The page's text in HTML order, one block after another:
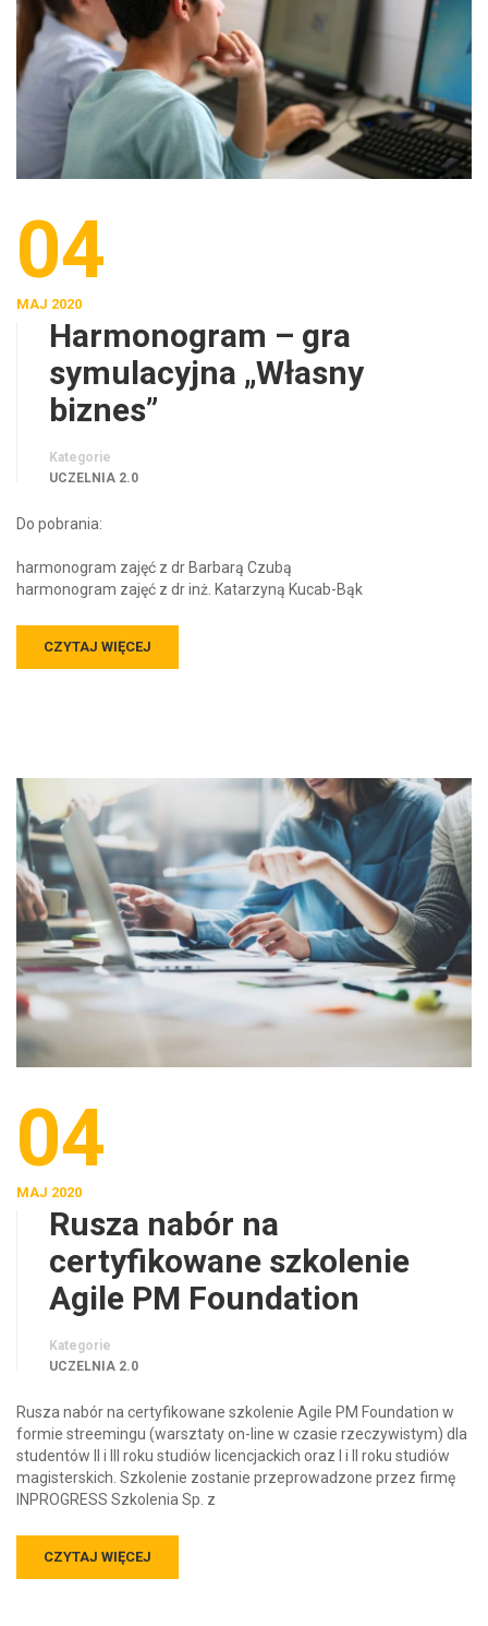
04
MAJ 2020
Harmonogram – gra
symulacyjna „Własny
biznes”
Kategorie
UCZELNIA 2.0
Do pobrania:
harmonogram zajęć z dr Barbarą Czubą
harmonogram zajęć z dr inż. Katarzyną Kucab-Bąk
CZYTAJ WIĘCEJ
04
MAJ 2020
Rusza nabór na
certyfikowane szkolenie
Agile PM Foundation
Kategorie
UCZELNIA 2.0
Rusza nabór na certyfikowane szkolenie Agile PM Foundation w
formie streemingu (warsztaty on-line w czasie rzeczywistym) dla
studentów II i III roku studiów licencjackich oraz I i II roku studiów
magisterskich. Szkolenie zostanie przeprowadzone przez firmę
INPROGRESS Szkolenia Sp. z
CZYTAJ WIĘCEJ